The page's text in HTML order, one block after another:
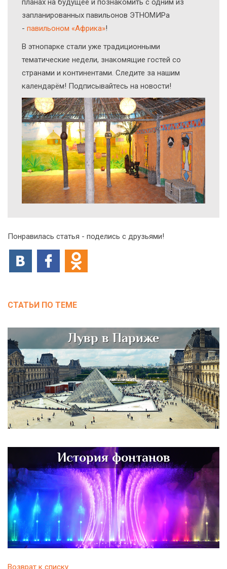
планах на будущее и познакомить с одним из
запланированных павильонов ЭТНОМИРа
- павильоном «Африка»!
В этнопарке стали уже традиционными
тематические недели, знакомящие гостей со
странами и континентами. Следите за нашим
календарём! Подписывайтесь на новости!
Понравилась статья - поделись с друзьями!
СТАТЬИ ПО ТЕМЕ
Лувр в Париже
История фонтанов
Возврат к списку